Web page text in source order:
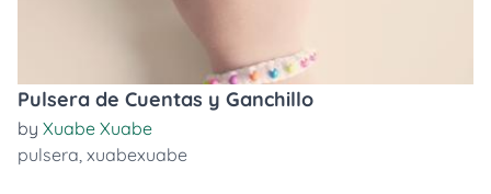
Pulsera de Cuentas y Ganchillo
by Xuabe Xuabe
pulsera, xuabexuabe